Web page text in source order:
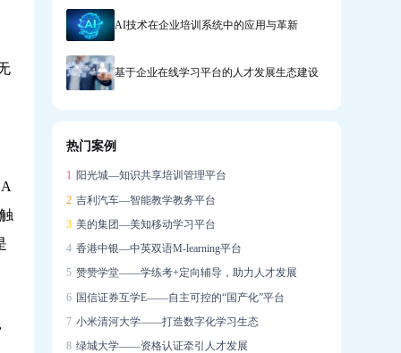
AI技术在企业培训系统中的应用与革新
基于企业在线学习平台的人才发展生态建设
热门案例
1 阳光城—知识共享培训管理平台
2 吉利汽车—智能教学教务平台
3 美的集团—美知移动学习平台
4 香港中银—中英双语M-learning平台
5 赞赞学堂——学练考+定向辅导，助力人才发展
6 国信证券互学E——自主可控的“国产化”平台
7 小米清河大学——打造数字化学习生态
8 绿城大学——资格认证牵引人才发展